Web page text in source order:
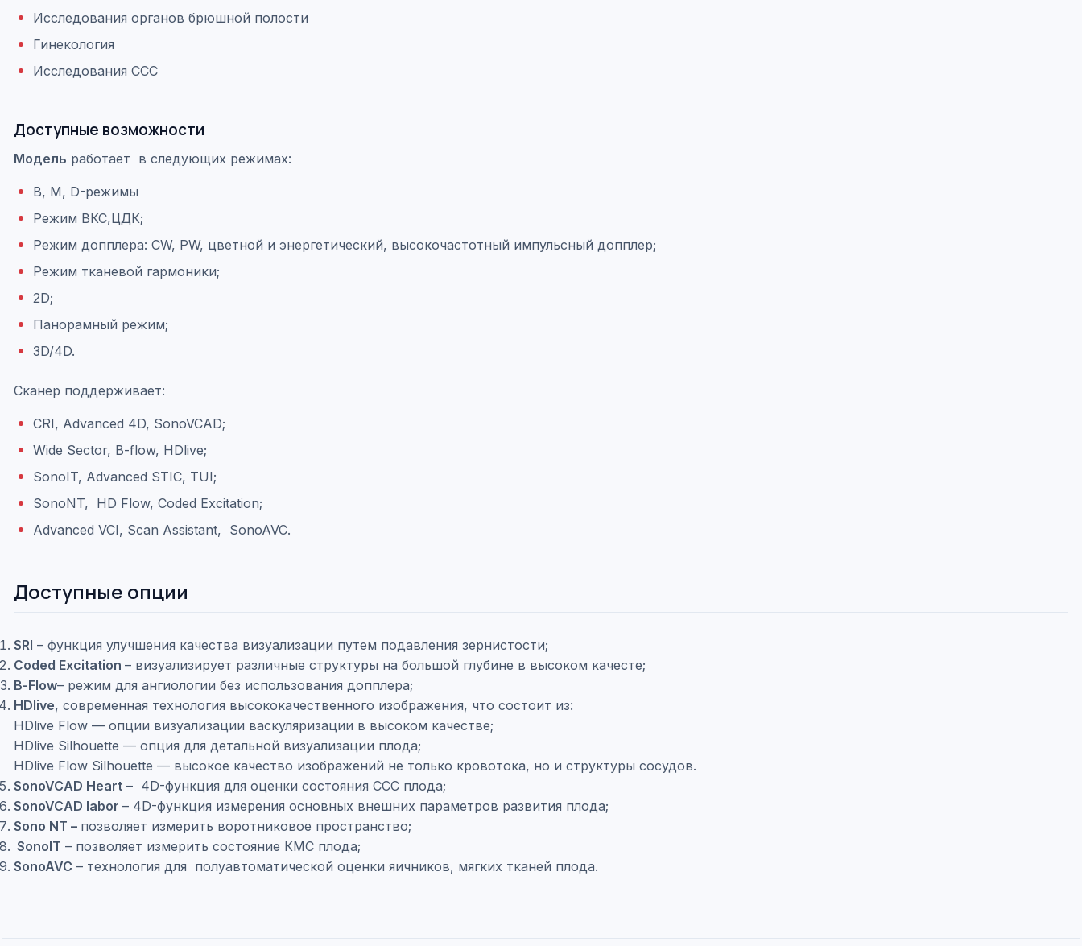
Исследования органов брюшной полости
Гинекология
Исследования ССС
Доступные возможности
Модель работает в следующих режимах:
B, M, D-режимы
Режим ВКС,ЦДК;
Режим допплера: СW, РW, цветной и энергетический, высокочастотный импульсный допплер;
Режим тканевой гармоники;
2D;
Панорамный режим;
3D/4D.
Сканер поддерживает:
CRI, Advanced 4D, SonoVCAD;
Wide Sector, B-flow, HDlive;
SonoIT, Advanced STIC, TUI;
SonoNT, HD Flow, Coded Excitation;
Advanced VCI, Scan Assistant, SonoAVC.
Доступные опции
SRI – функция улучшения качества визуализации путем подавления зернистости;
Coded Excitation – визуализирует различные структуры на большой глубине в высоком качесте;
В-Flow– режим для ангиологии без использования допплера;
HDlive, современная технология высококачественного изображения, что состоит из:
HDlive Flow — опции визуализации васкуляризации в высоком качестве;
HDlive Silhouette — опция для детальной визуализации плода;
HDlive Flow Silhouette — высокое качество изображений не только кровотока, но и структуры сосудов.
SonoVCAD Heart – 4D-функция для оценки состояния ССС плода;
SonoVCAD labor – 4D-функция измерения основных внешних параметров развития плода;
Sono NT – позволяет измерить воротниковое пространство;
SonoIT – позволяет измерить состояние КМС плода;
SonoAVC – технология для полуавтоматической оценки яичников, мягких тканей плода.